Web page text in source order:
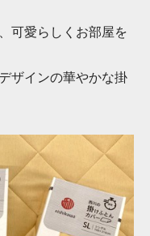
可愛らしくお部屋を
ザインの華やかな掛